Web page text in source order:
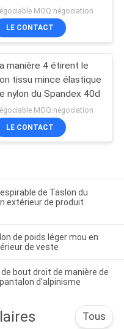
MOQ:négociation
LE CONTACT
manière 4 étirent le
tissu mince élastique
nylon du Spandex 40d
MOQ:négociation
LE CONTACT
de Taslon du
extérieur de produit
de poids léger mou en
de veste
bout droit de manière de
d'alpinisme
Tous